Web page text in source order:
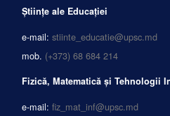
Științe ale Educației
e-mail: stiinte_educatie@upsc.md
mob. (+373) 68 684 214
Fizică, Matematică și Tehnologii
e-mail: fiz_mat_inf@upsc.md